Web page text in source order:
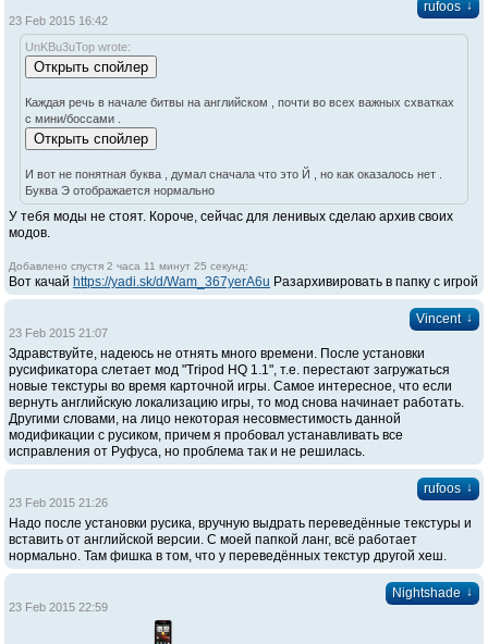
rufoos ↓
23 Feb 2015 16:42
UnKBu3uTop wrote:
Каждая речь в начале битвы на английском , почти во всех важных схватках
с мини/боссами .
И вот не понятная буква , думал сначала что это Й , но как оказалось нет .
Буква Э отображается нормально
У тебя моды не стоят. Короче, сейчас для ленивых сделаю архив своих
модов.
Добавлено спустя 2 часа 11 минут 25 секунд:
Вот качай https://yadi.sk/d/Wam_367yerA6u Разархивировать в папку с игрой
Vincent ↓
23 Feb 2015 21:07
Здравствуйте, надеюсь не отнять много времени. После установки
русификатора слетает мод "Tripod HQ 1.1", т.е. перестают загружаться
новые текстуры во время карточной игры. Самое интересное, что если
вернуть английскую локализацию игры, то мод снова начинает работать.
Другими словами, на лицо некоторая несовместимость данной
модификации с русиком, причем я пробовал устанавливать все
исправления от Руфуса, но проблема так и не решилась.
rufoos ↓
23 Feb 2015 21:26
Надо после установки русика, вручную выдрать переведённые текстуры и
вставить от английской версии. С моей папкой ланг, всё работает
нормально. Там фишка в том, что у переведённых текстур другой хеш.
Nightshade ↓
23 Feb 2015 22:59